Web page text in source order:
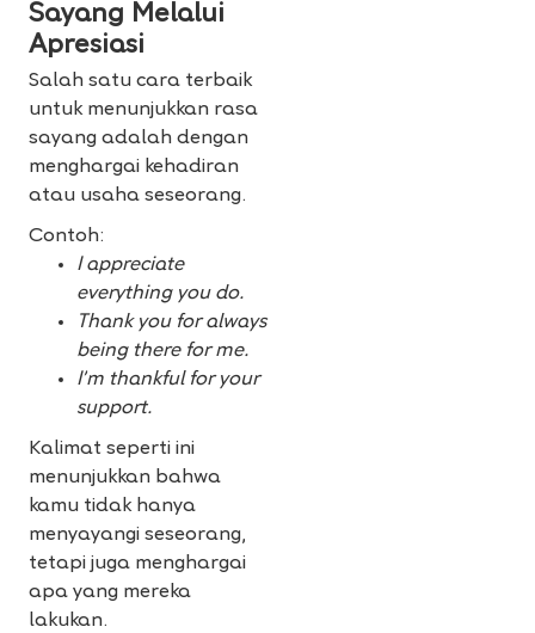
Sayang Melalui
Apresiasi
Salah satu cara terbaik
untuk menunjukkan rasa
sayang adalah dengan
menghargai kehadiran
atau usaha seseorang.
Contoh:
I appreciate
everything you do.
Thank you for always
being there for me.
I’m thankful for your
support.
Kalimat seperti ini
menunjukkan bahwa
kamu tidak hanya
menyayangi seseorang,
tetapi juga menghargai
apa yang mereka
lakukan.